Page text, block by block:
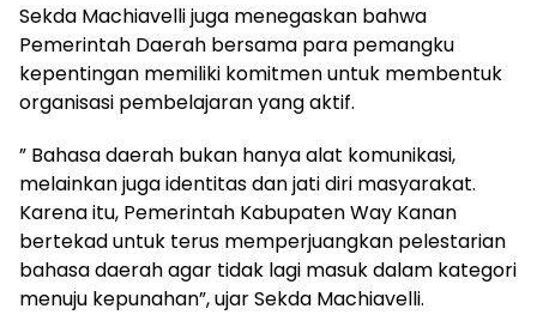
Sekda Machiavelli juga menegaskan bahwa
Pemerintah Daerah bersama para pemangku
kepentingan memiliki komitmen untuk membentuk
organisasi pembelajaran yang aktif.
” Bahasa daerah bukan hanya alat komunikasi,
melainkan juga identitas dan jati diri masyarakat.
Karena itu, Pemerintah Kabupaten Way Kanan
bertekad untuk terus memperjuangkan pelestarian
bahasa daerah agar tidak lagi masuk dalam kategori
menuju kepunahan”, ujar Sekda Machiavelli.